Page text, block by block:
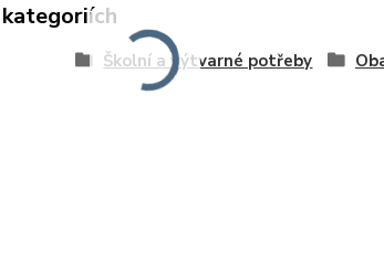
Školní a výtvarné potřeby